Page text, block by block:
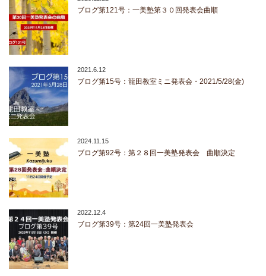
ブログ第121号：一美塾第３０回発表会曲順
2021.6.12
ブログ第15号：龍田教室ミニ発表会・2021/5/28(金)
2024.11.15
ブログ第92号：第２８回一美塾発表会 曲順決定
2022.12.4
ブログ第39号：第24回一美塾発表会